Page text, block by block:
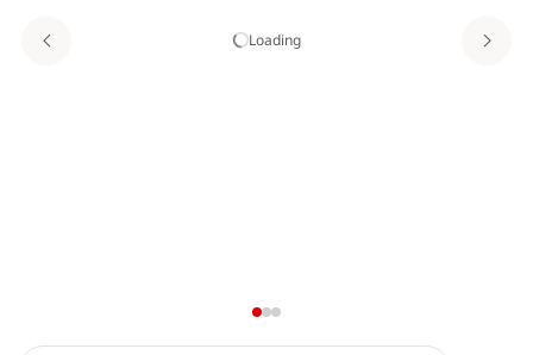
Loading